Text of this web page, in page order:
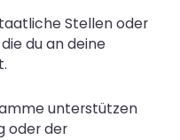
Stellen oder
du an deine
unterstützen
oder der